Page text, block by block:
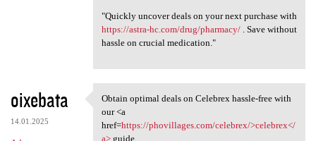
"Quickly uncover deals on your next purchase with
https://astra-hc.com/drug/pharmacy/. Save without
hassle on crucial medication."
oixebata
14.01.2025
Obtain optimal deals on
Obtain optimal deals on Celebrex hassle-free with
our <a
href=https://phovillages.com/celebrex/>celebrex</
a>guide.